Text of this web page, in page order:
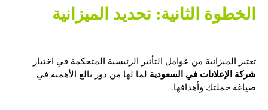
الخطوة الثانية: تحديد الميزانية
تعتبر الميزانية من عوامل التأثير الرئيسية المتحكمة في اختيار
شركة الإعلانات في السعوديةلما لها من دور بالغ الأهمية في
صياغة حملتك وأهدافها.